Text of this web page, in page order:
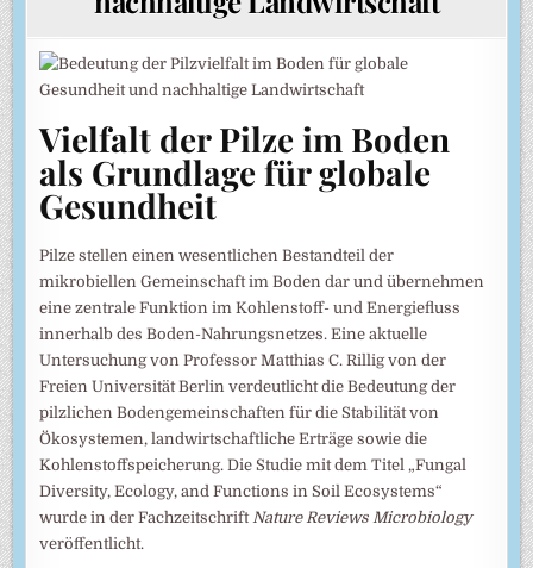
Vielfalt der Pilze im Boden
als Grundlage für globale
Gesundheit
Pilze stellen einen wesentlichen Bestandteil der
mikrobiellen Gemeinschaft im Boden dar und übernehmen
eine zentrale Funktion im Kohlenstoff- und Energiefluss
innerhalb des Boden-Nahrungsnetzes. Eine aktuelle
Untersuchung von Professor Matthias C. Rillig von der
Freien Universität Berlin verdeutlicht die Bedeutung der
pilzlichen Bodengemeinschaften für die Stabilität von
Ökosystemen, landwirtschaftliche Erträge sowie die
Kohlenstoffspeicherung. Die Studie mit dem Titel „Fungal
Diversity, Ecology, and Functions in Soil Ecosystems“
wurde in der FachzeitschriftNature Reviews Microbiology
veröffentlicht.